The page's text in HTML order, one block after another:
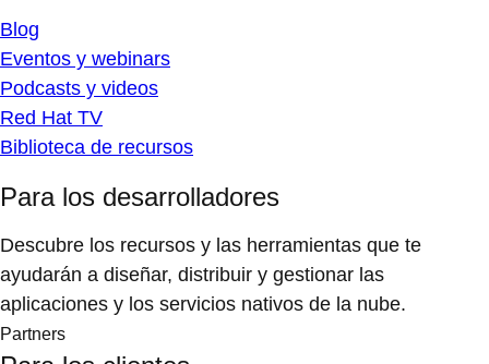
Blog
Eventos y webinars
Podcasts y videos
Red Hat TV
Biblioteca de recursos
Para los desarrolladores
Descubre los recursos y las herramientas que te
ayudarán a diseñar, distribuir y gestionar las
aplicaciones y los servicios nativos de la nube.
Partners